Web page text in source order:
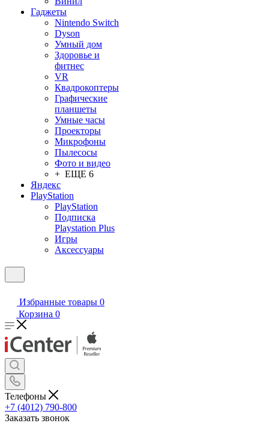
Гаджеты
Nintendo Switch
Dyson
Умный дом
Здоровье и
фитнес
VR
Квадрокоптеры
Графические
планшеты
Умные часы
Проекторы
Микрофоны
Пылесосы
Фото и видео
+ ЕЩЕ 6
Яндекс
PlayStation
PlayStation
Подписка
Playstation Plus
Игры
Аксессуары
Избранные товары 0
Корзина 0
Телефоны
+7 (4012) 790-800
Заказать звонок